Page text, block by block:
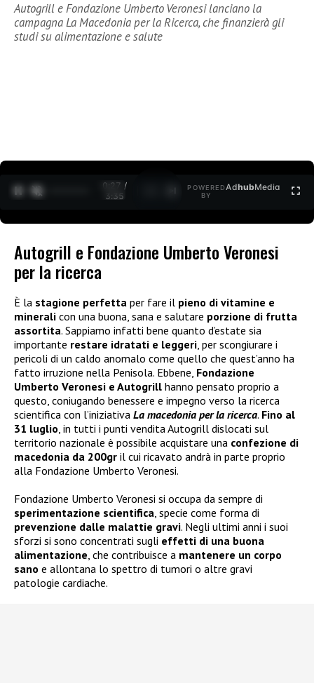
Autogrill e Fondazione Umberto Veronesi lanciano la
campagna La Macedonia per la Ricerca, che finanzierà gli
studi su alimentazione e salute
0:28 /
3:35
POWERED
BY
AdhubMedia
Autogrill e Fondazione Umberto Veronesi
per la ricerca
È la stagione perfetta per fare il pieno di vitamine e
minerali con una buona, sana e salutare porzione di frutta
assortita. Sappiamo infatti bene quanto d’estate sia
importante restare idratati e leggeri, per scongiurare i
pericoli di un caldo anomalo come quello che quest’anno ha
fatto irruzione nella Penisola. Ebbene, Fondazione
Umberto Veronesi e Autogrill hanno pensato proprio a
questo, coniugando benessere e impegno verso la ricerca
scientifica con l’iniziativa La macedonia per la ricerca. Fino al
31 luglio, in tutti i punti vendita Autogrill dislocati sul
territorio nazionale è possibile acquistare una confezione di
macedonia da 200gr il cui ricavato andrà in parte proprio
alla Fondazione Umberto Veronesi.
Fondazione Umberto Veronesi si occupa da sempre di
sperimentazione scientifica, specie come forma di
prevenzione dalle malattie gravi. Negli ultimi anni i suoi
sforzi si sono concentrati sugli effetti di una buona
alimentazione, che contribuisce a mantenere un corpo
sano e allontana lo spettro di tumori o altre gravi
patologie cardiache.